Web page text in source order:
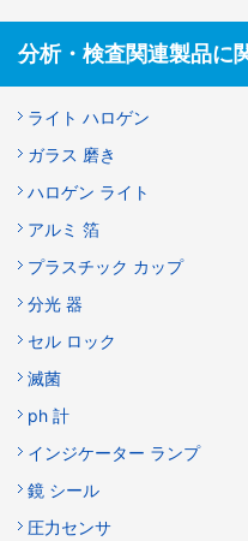
分析・検査関連製品に
ライト ハロゲン
ガラス 磨き
ハロゲン ライト
アルミ 箔
プラスチック カップ
分光 器
セル ロック
滅菌
ph 計
インジケーター ランプ
鏡 シール
圧力センサ